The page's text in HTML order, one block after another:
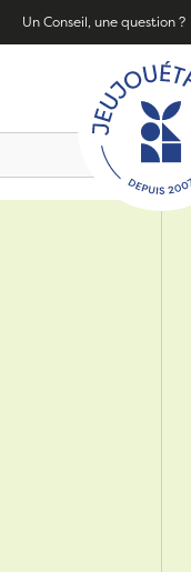
Un Conseil, une question ?